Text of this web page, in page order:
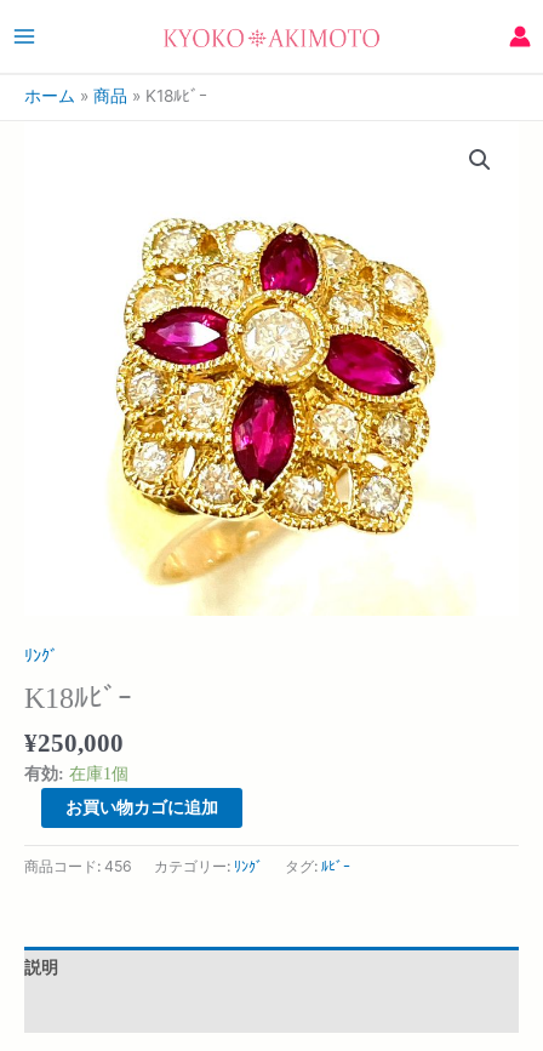
ホーム 商品 K18ﾙﾋﾞｰ
ﾘﾝｸﾞ
K18ﾙﾋﾞｰ
¥250,000
有効: 在庫1個
お買い物カゴに追加
商品コード: 456 カテゴリー: ﾘﾝｸﾞ タグ: ﾙﾋﾞｰ
説明